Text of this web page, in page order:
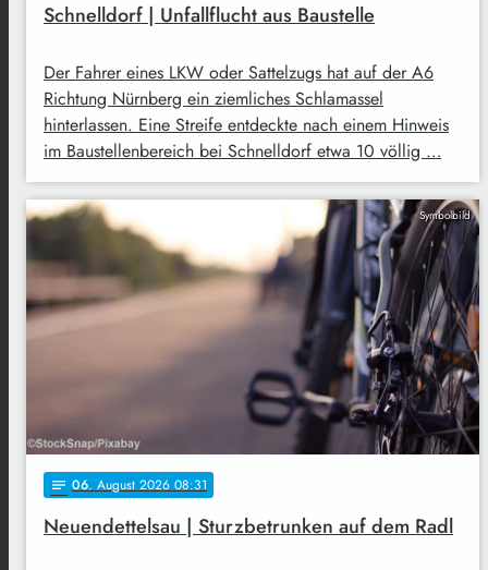
Schnelldorf | Unfallflucht aus Baustelle
Der Fahrer eines LKW oder Sattelzugs hat auf der A6
Richtung Nürnberg ein ziemliches Schlamassel
hinterlassen. Eine Streife entdeckte nach einem Hinweis
im Baustellenbereich bei Schnelldorf etwa 10 völlig …
Symbolbild
notes 06. August 2026 08:31
Neuendettelsau | Sturzbetrunken auf dem Radl